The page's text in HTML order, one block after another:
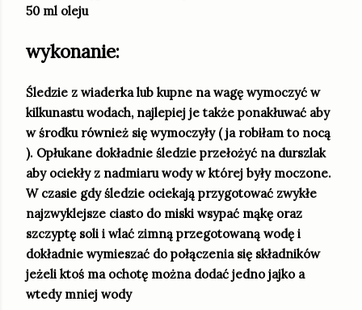
50 ml oleju
wykonanie:
Śledzie z wiaderka lub kupne na wagę wymoczyć w
kilkunastu wodach, najlepiej je także ponakłuwać aby
w środku również się wymoczyły ( ja robiłam to nocą
). Opłukane dokładnie śledzie przełożyć na durszlak
aby ociekły z nadmiaru wody w której były moczone.
W czasie gdy śledzie ociekają przygotować zwykłe
najzwyklejsze ciasto do miski wsypać mąkę oraz
szczyptę soli i wlać zimną przegotowaną wodę i
dokładnie wymieszać do połączenia się składników
jeżeli ktoś ma ochotę można dodać jedno jajko a
wtedy mniej wody